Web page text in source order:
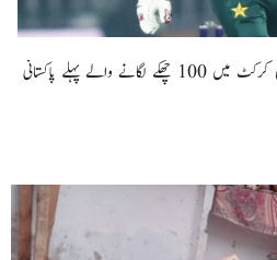
صاحبزادہ فرحان ایک سال میں ٹی ٹوئنٹی کرکٹ میں 100 چھکے لگانے والے پہلے پاکستانی